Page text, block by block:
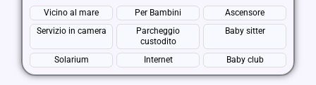
Vicino al mare Per Bambini
Ascensore
Servizio in camera
Parcheggio
custodito
Baby sitter
Solarium Internet Baby club